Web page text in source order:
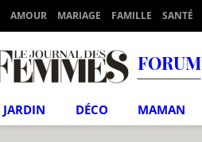
AMOUR MARIAGE FAMILLE SANTÉ
FORUM
JARDIN DÉCO MAMAN